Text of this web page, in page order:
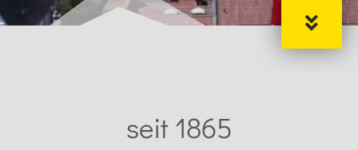
seit 1865